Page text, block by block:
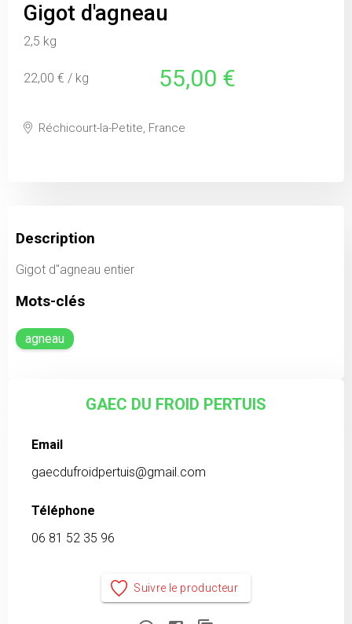
Gigot d'agneau
2,5 kg
22,00 € / kg 55,00 €
Réchicourt-la-Petite, France
Description
Gigot d''agneau entier
Mots-clés
agneau
GAEC DU FROID PERTUIS
Email
gaecdufroidpertuis@gmail.com
Téléphone
06 81 52 35 96
Suivre le producteur